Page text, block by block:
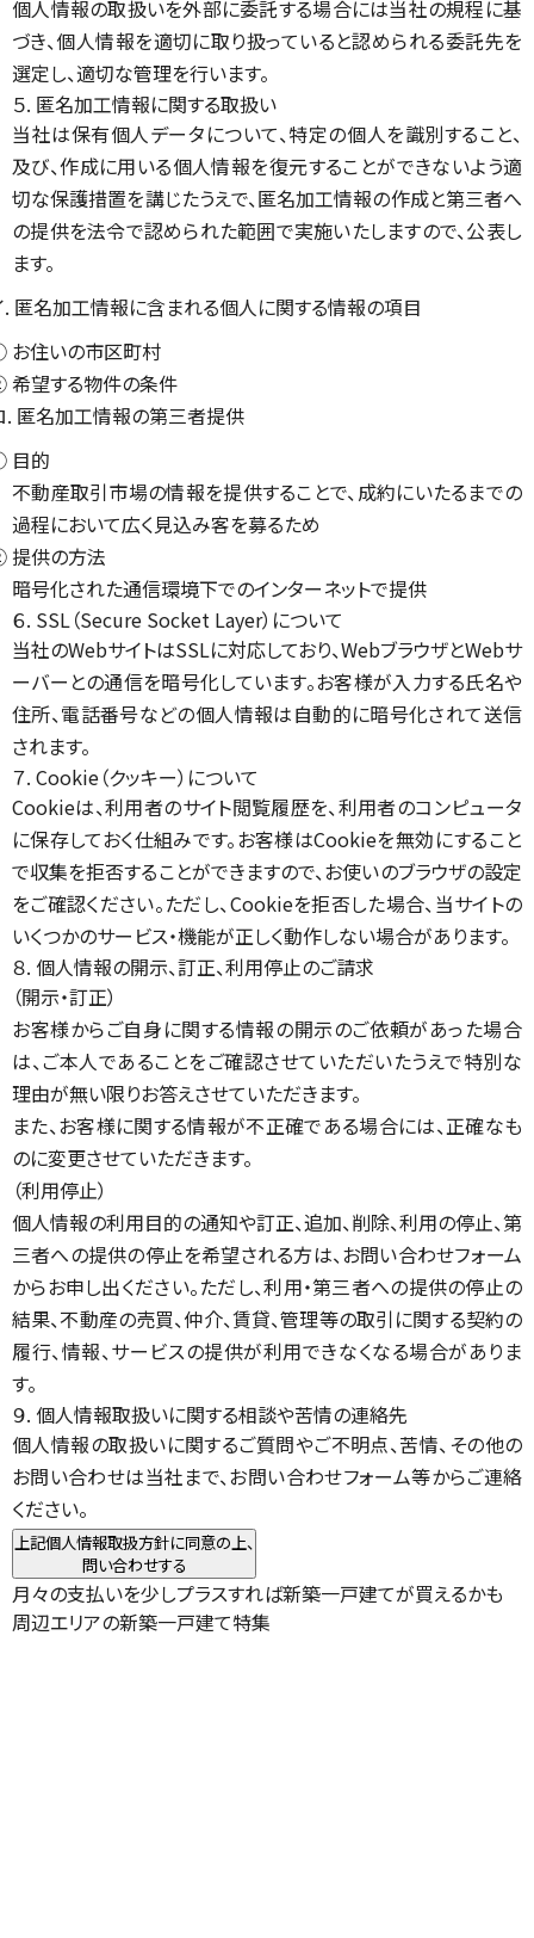
個人情報の取扱いを外部に委託する場合には当社の規程に基
づき、個人情報を適切に取り扱っていると認められる委託先を
選定し、適切な管理を行います。
５. 匿名加工情報に関する取扱い
当社は保有個人データについて、特定の個人を識別すること、
及び、作成に用いる個人情報を復元することができないよう適
切な保護措置を講じたうえで、匿名加工情報の作成と第三者へ
の提供を法令で認められた範囲で実施いたしますので、公表し
ます。
. 匿名加工情報に含まれる個人に関する情報の項目
住いの市区町村
望する物件の条件
. 匿名加工情報の第三者提供
目的
不動産取引市場の情報を提供することで、成約にいたるまでの
過程において広く見込み客を募るため
供の方法
暗号化された通信環境下でのインターネットで提供
６. SSL（Secure Socket Layer）について
当社のWebサイトはSSLに対応しており、WebブラウザとWebサ
ーバーとの通信を暗号化しています。お客様が入力する氏名や
住所、電話番号などの個人情報は自動的に暗号化されて送信
されます。
７. Cookie（クッキー）について
Cookieは、利用者のサイト閲覧履歴を、利用者のコンピュータ
に保存しておく仕組みです。お客様はCookieを無効にすること
で収集を拒否することができますので、お使いのブラウザの設定
をご確認ください。ただし、Cookieを拒否した場合、当サイトの
いくつかのサービス・機能が正しく動作しない場合があります。
８. 個人情報の開示、訂正、利用停止のご請求
（開示・訂正）
お客様からご自身に関する情報の開示のご依頼があった場合
は、ご本人であることをご確認させていただいたうえで特別な
理由が無い限りお答えさせていただきます。
また、お客様に関する情報が不正確である場合には、正確なも
のに変更させていただきます。
（利用停止）
個人情報の利用目的の通知や訂正、追加、削除、利用の停止、第
三者への提供の停止を希望される方は、お問い合わせフォーム
からお申し出ください。ただし、利用・第三者への提供の停止の
結果、不動産の売買、仲介、賃貸、管理等の取引に関する契約の
履行、情報、サービスの提供が利用できなくなる場合がありま
す。
９. 個人情報取扱いに関する相談や苦情の連絡先
個人情報の取扱いに関するご質問やご不明点、苦情、その他の
お問い合わせは当社まで、お問い合わせフォーム等からご連絡
ください。
上記個人情報取扱方針に同意の上、
問い合わせする
月々の支払いを少しプラスすれば新築一戸建てが買えるかも
周辺エリアの新築一戸建て特集